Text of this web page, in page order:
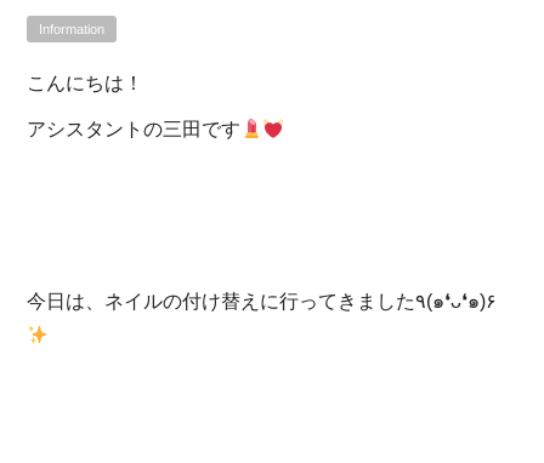
Information
こんにちは！
アシスタントの三田です
今日は、ネイルの付け替えに行ってきました٩(๑❛ᴗ❛๑)۶